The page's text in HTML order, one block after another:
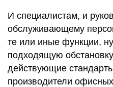
И специалистам, и
обслуживающему
те или иные функции,
подходящую
действующие
производители